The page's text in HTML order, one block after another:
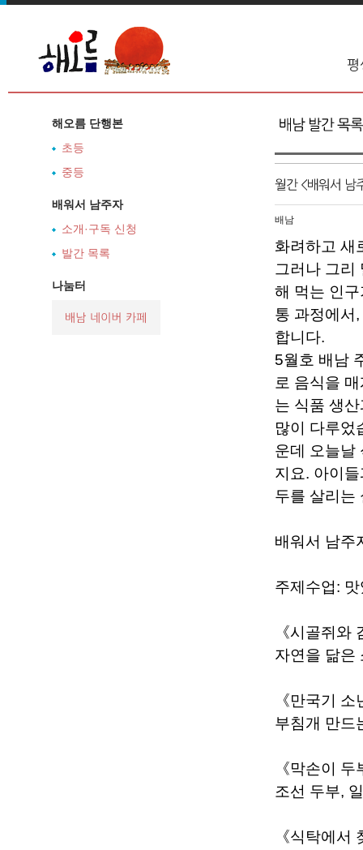
해오름 단행본
초등
중등
배워서 남주자
소개·구독 신청
발간 목록
나눔터
배남
화려하고 새
그러나 그리
해 먹는 인
통 과정에서
합니다.
5월호 배남
로 음식을
는 식품 생
많이 다루었
운데 오늘날
지요. 아이
두를 살리는
배워서 남주
주제수업:
《시골쥐와
자연을 닮은
《만국기
부침개 만드
《막손이
조선 두부,
《식탁에서